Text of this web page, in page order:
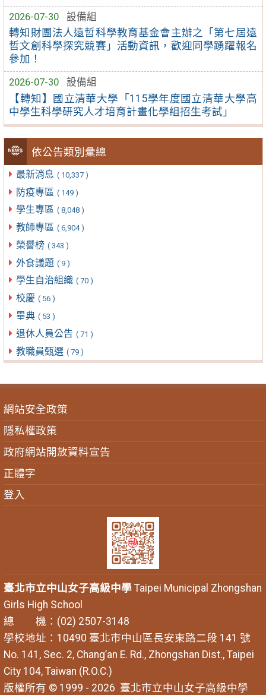
2026-07-30
設備組
轉知財團法人遠哲科學教育基金會主辦之「第七屆遠
哲文創科學探究競賽」活動資訊，歡迎同學踴躍報名
參加！
2026-07-30
設備組
【轉知】國立清華大學「115學年度國立清華大學高
中學生科學研究人才培育計畫化學組招生考試」
依公告類別彙總
最新消息 ( 10,337 )
防疫專區 ( 149 )
學生專區 ( 8,048 )
教師專區 ( 6,904 )
榮譽榜 ( 343 )
外食議題 ( 9 )
學生自治組織 ( 70 )
校慶 ( 56 )
畢典 ( 53 )
退休人員公告 ( 71 )
教職員甄選 ( 79 )
網站安全政策
隱私權政策
政府網站開放資料宣告
正體字
登入
臺北市立中山女子高級中學Taipei Municipal Zhongshan
Girls High School
總 機：(02) 2507-3148
學校地址：10490 臺北市中山區長安東路二段 141 號
No. 141, Sec. 2, Chang’an E. Rd., Zhongshan Dist., Taipei
City 104, Taiwan (R.O.C.)
版權所有 © 1999 - 2026 臺北市立中山女子高級中學